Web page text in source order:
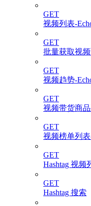
GET
视频列表-
GET
批量获取视
GET
视频趋势-
GET
视频带货商
GET
视频榜单列
GET
Hashtag 视频
GET
Hashtag 搜索